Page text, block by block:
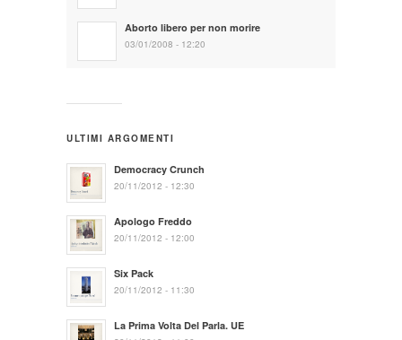
Aborto libero per non morire
03/01/2008 - 12:20
ULTIMI ARGOMENTI
Democracy Crunch
20/11/2012 - 12:30
Apologo Freddo
20/11/2012 - 12:00
Six Pack
20/11/2012 - 11:30
La Prima Volta Del Parla. UE